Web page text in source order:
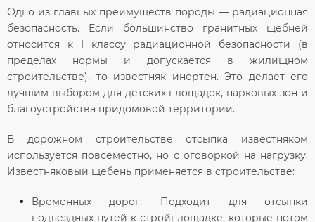
Одно из главных преимуществ породы — радиационная
безопасность. Если большинство гранитных щебней
относится к
I классу радиационной безопасности (в
пределах нормы и допускается в жилищном
строительстве), то известняк инертен. Это делает его
лучшим выбором для детских площадок, парковых зон и
благоустройства придомовой территории.
В дорожном строительствеотсыпка известняком
используется повсеместно, но с оговоркой на нагрузку.
Известняковый щебень применяется в строительстве:
Временных дорог:
Подходит для отсыпки
подъездных путей к стройплощадке, которые потом